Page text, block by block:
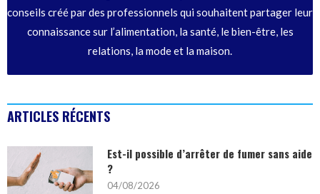
conseils créé par des professionnels qui souhaitent partager leur
connaissance sur l’alimentation, la santé, le bien-être, les
relations, la mode et la maison.
ARTICLES RÉCENTS
Est-il possible d’arrêter de fumer sans aide
?
04/08/2026